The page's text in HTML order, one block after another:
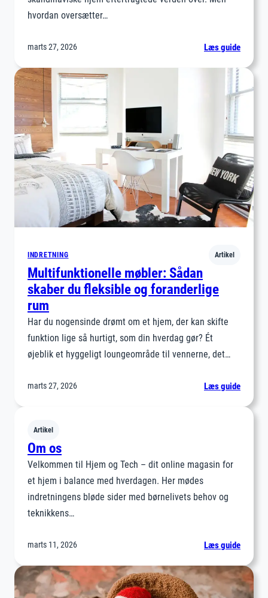
hvordan oversætter…
marts 27, 2026 Læs guide:
Nordisk
Guide
INDRETNING Artikel
Multifunktionelle møbler: Sådan
skaber du fleksible og foranderlige
rum
Har du nogensinde drømt om et hjem, der kan skifte
funktion lige så hurtigt, som din hverdag gør? Ét
øjeblik et hyggeligt loungeområde til vennerne, det…
marts 27, 2026 Læs guide:
møbler:
Artikel
Om os
Velkommen til Hjem og Tech – dit online magasin for
et hjem i balance med hverdagen. Her mødes
indretningens bløde sider med børnelivets behov og
teknikkens…
marts 11, 2026 Læs guide:
Om
os